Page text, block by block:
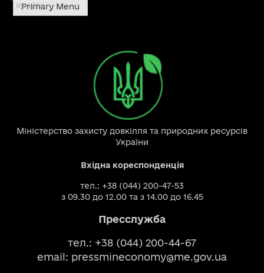
аукціон
Primary Menu
Міністерство захисту довкілля та природних ресурсів
України
Вхідна кореспонденція
тел.: +38 (044) 200-47-53
з 09.30 до 12.00 та з 14.00 до 16.45
Пресслужба
тел.: +38 (044) 200-44-67
email: pressmineconomy@me.gov.ua